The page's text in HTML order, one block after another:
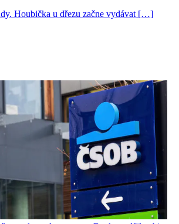
Houbička u dřezu začne vydávat […]